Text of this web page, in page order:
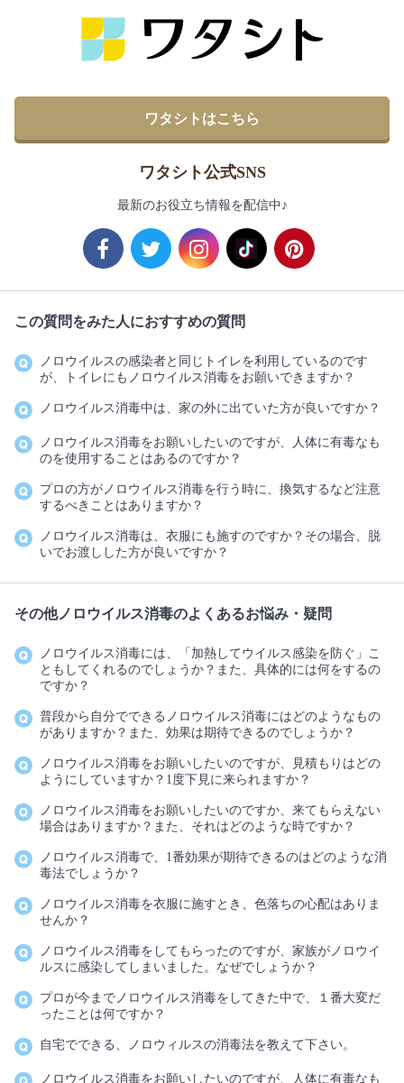
ワタシトはこちら
ワタシト公式SNS
最新のお役立ち情報を配信中♪
この質問をみた人におすすめの質問
ノロウイルスの感染者と同じトイレを利用しているのです
が、トイレにもノロウイルス消毒をお願いできますか？
ノロウイルス消毒中は、家の外に出ていた方が良いですか？
ノロウイルス消毒をお願いしたいのですが、人体に有毒なも
のを使用することはあるのですか？
プロの方がノロウイルス消毒を行う時に、換気するなど注意
するべきことはありますか？
ノロウイルス消毒は、衣服にも施すのですか？その場合、脱
いでお渡しした方が良いですか？
その他ノロウイルス消毒のよくあるお悩み・疑問
ノロウイルス消毒には、「加熱してウイルス感染を防ぐ」こ
ともしてくれるのでしょうか？また、具体的には何をするの
ですか？
普段から自分でできるノロウイルス消毒にはどのようなもの
がありますか？また、効果は期待できるのでしょうか？
ノロウイルス消毒をお願いしたいのですが、見積もりはどの
ようにしていますか？1度下見に来られますか？
ノロウイルス消毒をお願いしたいのですか、来てもらえない
場合はありますか？また、それはどのような時ですか？
ノロウイルス消毒で、1番効果が期待できるのはどのような消
毒法でしょうか？
ノロウイルス消毒を衣服に施すとき、色落ちの心配はありま
せんか？
ノロウイルス消毒をしてもらったのですが、家族がノロウイ
ルスに感染してしまいました。なぜでしょうか？
プロが今までノロウイルス消毒をしてきた中で、１番大変だ
ったことは何ですか？
自宅でできる、ノロウィルスの消毒法を教えて下さい。
ノロウイルス消毒をお願いしたいのですが、人体に有毒なも